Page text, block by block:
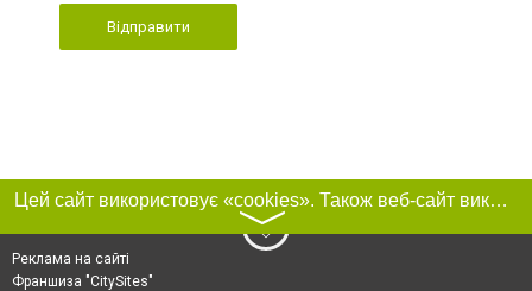
Відправити
Цей сайт використовує «cookies». Також веб-сайт використовує інтернет-сервіс для збору технічних даних стосовно відвідувачів з метою отримання маркетингової та статистичної інформації. Умови обробки даних відвідувачів сайту див.
〉
Реклама на сайті
Франшиза "CitySites"